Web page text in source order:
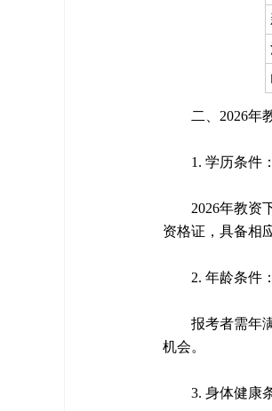
二、2026年
1. 学历条件：
2026年教资
资格证，具备相
2. 年龄条件：
报考者需年
机会。
3. 身体健康